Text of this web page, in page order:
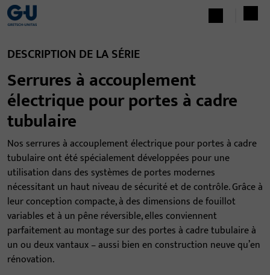
DESCRIPTION DE LA SÉRIE
Serrures à accouplement
électrique pour portes à cadre
tubulaire
Nos serrures à accouplement électrique pour portes à cadre
tubulaire ont été spécialement développées pour une
utilisation dans des systèmes de portes modernes
nécessitant un haut niveau de sécurité et de contrôle. Grâce à
leur conception compacte, à des dimensions de fouillot
variables et à un pêne réversible, elles conviennent
parfaitement au montage sur des portes à cadre tubulaire à
un ou deux vantaux – aussi bien en construction neuve qu’en
rénovation.